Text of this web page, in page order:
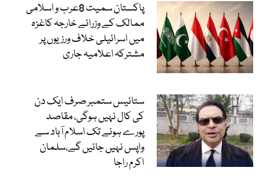
پاکستان سمیت 8عرب و اسلامی
ممالک کے وزرائے خارجہ کاغزہ
میں اسرائیلی خلاف ورزیوں پر
مشترکہ اعلامیہ جاری
ستائیس ستمبر صرف ایک دن
کی کال نہیں ہوگی، مقاصد
پورے ہونے تک اسلام آباد سے
واپس نہیں جائیں گے،سلمان
اکرم راجا